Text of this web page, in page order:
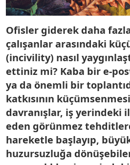
Ofisler giderek daha
çalışanlar arasındaki
(incivility) nasıl
ettiniz mi? Kaba bir e-
ya da önemli bir
katkısının
davranışlar, iş yerindeki
eden görünmez
hareketle başlayıp,
huzursuzluğa